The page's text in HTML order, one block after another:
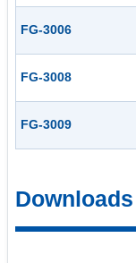
FG-3006
FG-3008
FG-3009
Downloads